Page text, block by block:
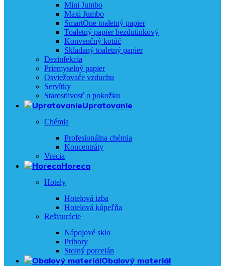
Mini Jumbo
Maxi Jumbo
SmartOne toaletný papier
Toaletný papier bezdutinkový
Konvenčný kotúč
Skladaný toaletný papier
Dezinfekcia
Priemyselný papier
Osviežovače vzduchu
Servítky
Starostlivosť o pokožku
Upratovanie
Chémia
Profesionálna chémia
Koncentráty
Vrecia
Horeca
Hotely
Hotelová izba
Hotelová kúpeľňa
Reštaurácie
Nápojové sklo
Príbory
Stolný porcelán
Obalový materiál